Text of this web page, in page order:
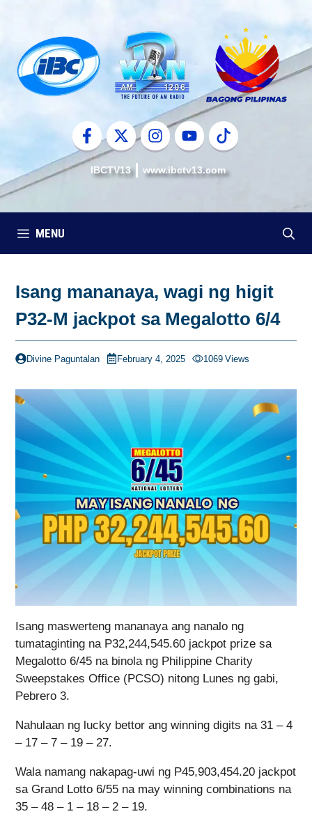
content
IBCTV13 www.ibctv13.com
MENU
Isang mananaya, wagi ng higit
P32-M jackpot sa Megalotto 6/4
Divine Paguntalan February 4, 2025 1069 Views
Isang maswerteng mananaya ang nanalo ng
tumataginting na P32,244,545.60 jackpot prize sa
Megalotto 6/45 na binola ng Philippine Charity
Sweepstakes Office (PCSO) nitong Lunes ng gabi,
Pebrero 3.
Nahulaan ng lucky bettor ang winning digits na 31 – 4
– 17 – 7 – 19 – 27.
Wala namang nakapag-uwi ng P45,903,454.20 jackpot
sa Grand Lotto 6/55 na may winning combinations na
35 – 48 – 1 – 18 – 2 – 19.